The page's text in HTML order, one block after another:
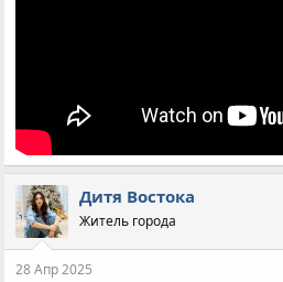
Дитя Востока
Житель города
28 Апр 2025